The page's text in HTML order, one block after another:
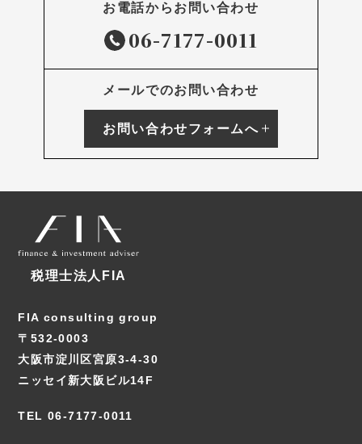
お電話からお問い合わせ
06-7177-0011
メールでのお問い合わせ
お問い合わせフォームへ
税理士法人FIA
FIA consulting group
〒532-0003
大阪市淀川区宮原3-4-30
ニッセイ新大阪ビル14F
TEL 06-7177-0011